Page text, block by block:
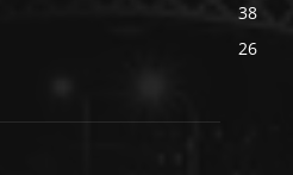
38
26